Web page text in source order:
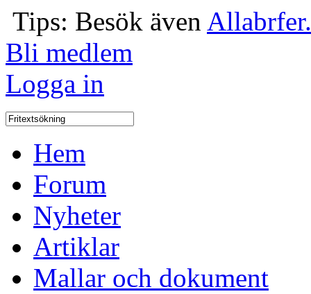
Tips: Besök även
Bli medlem
Logga in
Hem
Forum
Nyheter
Artiklar
Mallar och dokument